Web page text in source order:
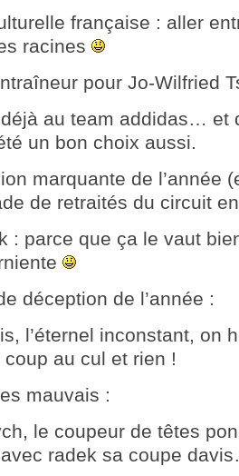
française : aller
racines
pour Jo-Wilfried
au team addidas… et
un bon choix aussi.
mar­quan­te de l’année
de re­traités du cir­cuit
: parce que ça le vaut
décep­tion de l’année :
l’éter­nel in­constant, on
au cul et rien !
mauvais :
le co­upeur de têtes
radek sa coupe